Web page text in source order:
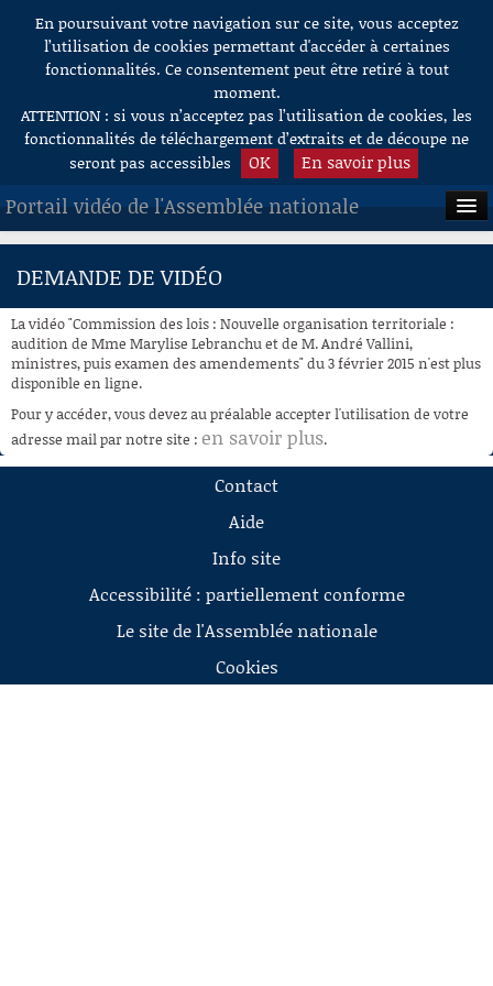
Aller au contenu
En poursuivant votre navigation sur ce site, vous acceptez
l’utilisation de cookies permettant d'accéder à certaines
fonctionnalités. Ce consentement peut être retiré à tout
moment.
ATTENTION : si vous n’acceptez pas l’utilisation de cookies, les
fonctionnalités de téléchargement d’extraits et de découpe ne
seront pas accessibles
OK En savoir plus
Portail vidéo de l'Assemblée nationale
ACCUEIL
À LA DEMANDE
RECHERCHE
AIDE À LA DÉCOUPE
DE VIDÉOS
DEMANDE DE VIDÉO
La vidéo "Commission des lois : Nouvelle organisation territoriale :
audition de Mme Marylise Lebranchu et de M. André Vallini,
ministres, puis examen des amendements" du 3 février 2015 n'est plus
disponible en ligne.
Pour y accéder, vous devez au préalable accepter l'utilisation de votre
adresse mail par notre site : en savoir plus.
Contact
Aide
Info site
Accessibilité : partiellement conforme
Le site de l'Assemblée nationale
Cookies